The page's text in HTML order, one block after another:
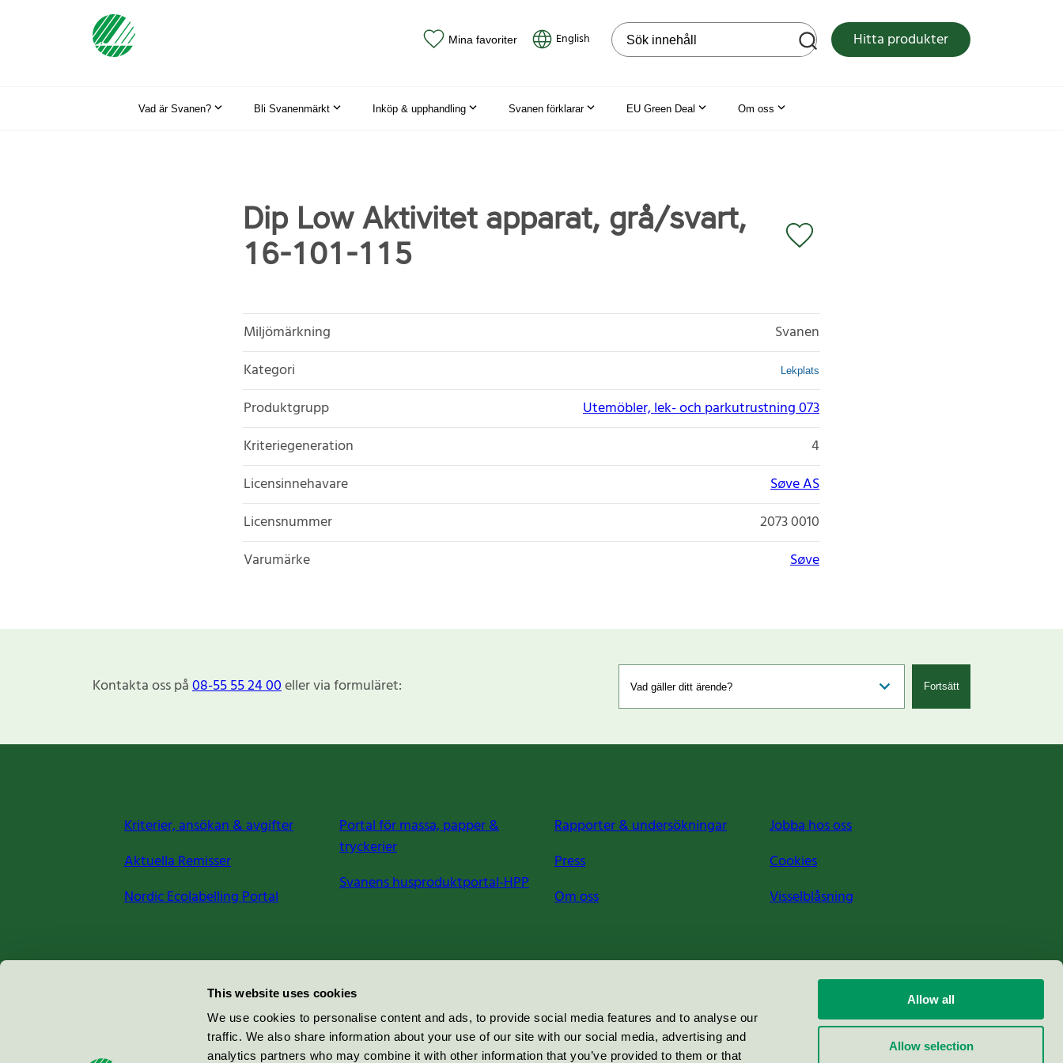
This website uses cookies
We use cookies to personalise content and ads, to provide social media features and to analyse our
traffic. We also share information about your use of our site with our social media, advertising and
analytics partners who may combine it with other information that you’ve provided to them or that
Allow all
Allow selection
Mina favoriter English Sök på webbplatsen Hitta produkter
Vad är Svanen? Bli Svanenmärkt Inköp & upphandling Svanen förklarar EU Green Deal Om oss
Dip Low Aktivitet apparat, grå/svart,
16-101-115
Miljömärkning
Svanen
Kategori
Lekplats
Produktgrupp
Utemöbler, lek- och parkutrustning 073
Kriteriegeneration
4
Licensinnehavare
Søve AS
Licensnummer
2073 0010
Varumärke
Søve
Kontakta oss på08-55 55 24 00eller via formuläret: Fortsätt
Kriterier, ansökan & avgifter
Aktuella Remisser
Nordic Ecolabelling Portal
Portal för massa, papper &
tryckerier
Svanens husproduktportal-HPP
Rapporter & undersökningar
Press
Om oss
Jobba hos oss
Cookies
Visselblåsning
Miljömärkning Sverige AB
100 64